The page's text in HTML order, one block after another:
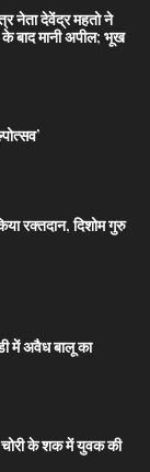
नेता देवेंद्र महतो ने
के बाद मानी अपील; भूख
रक्तदान, दिशोम गुरु
में अवैध बालू का
चोरी के शक में युवक की